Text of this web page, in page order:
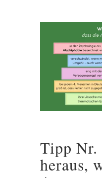
Tipp Nr.
heraus,